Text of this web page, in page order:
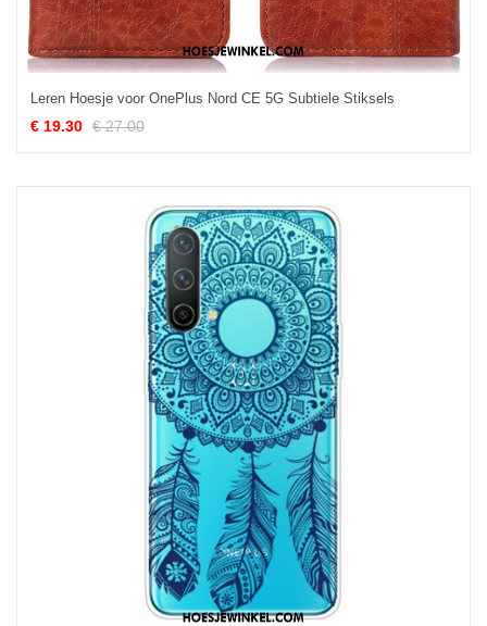
Leren Hoesje voor OnePlus Nord CE 5G Subtiele Stiksels
€ 19.30 € 27.00